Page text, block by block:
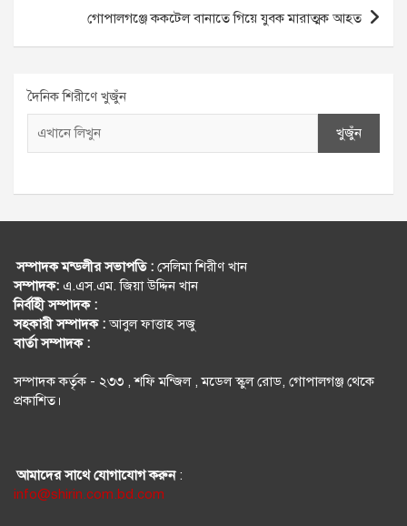
গোপালগঞ্জে ককটেল বানাতে গিয়ে যুবক মারাত্মক আহত
দৈনিক শিরীণে খুজুঁন
খুজুঁন
সম্পাদক মন্ডলীর সভাপতি : সেলিমা শিরীণ খান
সম্পাদক: এ.এস.এম. জিয়া উদ্দিন খান
নির্বহিী সম্পাদক :
সহকারী সম্পাদক :আবুল ফাত্তাহ সজু
বার্তা সম্পাদক :
সম্পাদক কর্তৃক - ২৩৩ , শফি মন্জিল , মডেল স্কুল রোড, গোপালগঞ্জ থেকে
প্রকাশিত।
আমাদের সাথে যোগাযোগ করুন:
info@shirin.com.bd.com